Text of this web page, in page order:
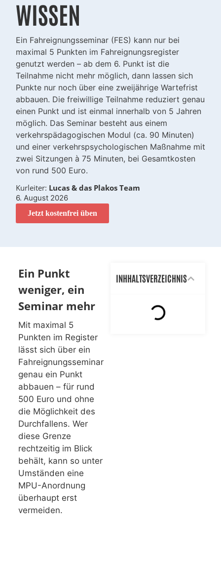
WISSEN
Ein Fahreignungsseminar (FES) kann nur bei
maximal 5 Punkten im Fahreignungsregister
genutzt werden – ab dem 6. Punkt ist die
Teilnahme nicht mehr möglich, dann lassen sich
Punkte nur noch über eine zweijährige Wartefrist
abbauen. Die freiwillige Teilnahme reduziert genau
einen Punkt und ist einmal innerhalb von 5 Jahren
möglich. Das Seminar besteht aus einem
verkehrspädagogischen Modul (ca. 90 Minuten)
und einer verkehrspsychologischen Maßnahme mit
zwei Sitzungen à 75 Minuten, bei Gesamtkosten
von rund 500 Euro.
Kurleiter: Lucas & das Plakos Team
6. August 2026
Jetzt kostenfrei üben
Ein Punkt
weniger, ein
Seminar mehr
Mit maximal 5
Punkten im Register
lässt sich über ein
Fahreignungsseminar
genau ein Punkt
abbauen – für rund
500 Euro und ohne
die Möglichkeit des
Durchfallens. Wer
diese Grenze
rechtzeitig im Blick
behält, kann so unter
Umständen eine
MPU-Anordnung
überhaupt erst
vermeiden.
INHHALTSVERZEICHNIS